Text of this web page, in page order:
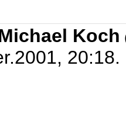
Koch
20:18.